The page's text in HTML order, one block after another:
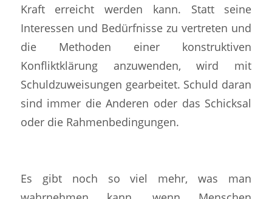
Kraft erreicht werden kann. Statt seine
Interessen und Bedürfnisse zu vertreten und
die Methoden einer konstruktiven
Konfliktklärung anzuwenden, wird mit
Schuldzuweisungen gearbeitet. Schuld daran
sind immer die Anderen oder das Schicksal
oder die Rahmenbedingungen.
Es gibt noch so viel mehr, was man